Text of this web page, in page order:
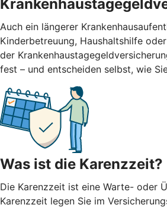
Auch ein längerer
Kinderbetreuung, Haushaltshilfe
der
fest – und entscheiden selbst, wie
Was ist die Karenzzeit?
Die Karenzzeit ist eine Warte- oder
Karenzzeit legen Sie im